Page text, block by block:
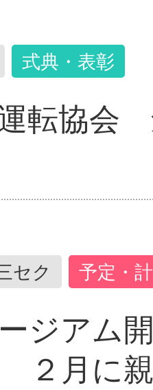
式典・表彰
転協会
セク 予定・
ジアム
２月に